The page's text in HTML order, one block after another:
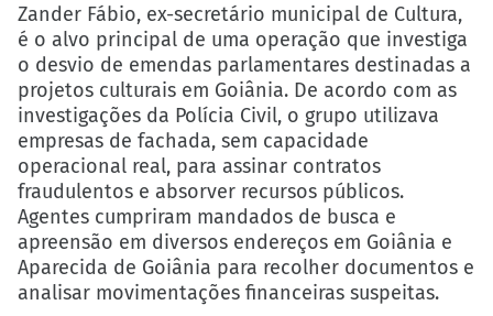
Zander Fábio, ex-secretário municipal de Cultura,
é o alvo principal de uma operação que investiga
o desvio de emendas parlamentares destinadas a
projetos culturais em Goiânia. De acordo com as
investigações da Polícia Civil, o grupo utilizava
empresas de fachada, sem capacidade
operacional real, para assinar contratos
fraudulentos e absorver recursos públicos.
Agentes cumpriram mandados de busca e
apreensão em diversos endereços em Goiânia e
Aparecida de Goiânia para recolher documentos e
analisar movimentações financeiras suspeitas.